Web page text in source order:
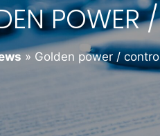
POWER
» Golden power /